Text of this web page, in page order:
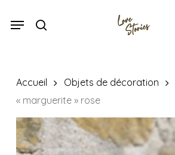
search
Menu
Accueil Objets de décoration
« marguerite » rose